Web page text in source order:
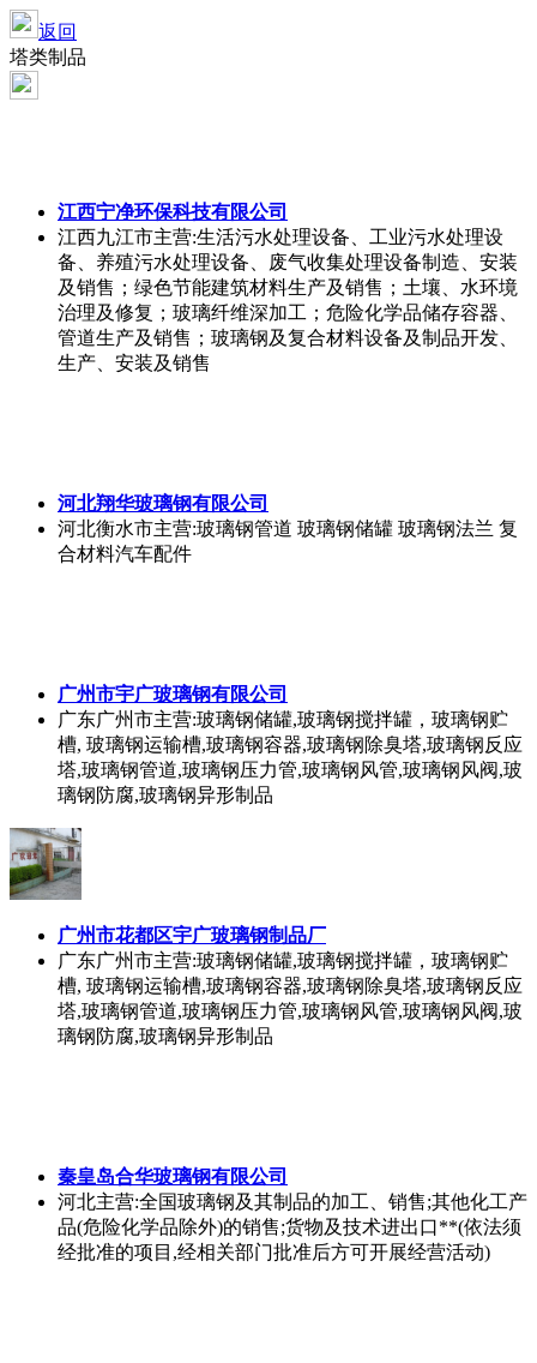
返回
塔类制品
江西宁净环保科技有限公司
江西九江市主营:生活污水处理设备、工业污水处理设
备、养殖污水处理设备、废气收集处理设备制造、安装
及销售；绿色节能建筑材料生产及销售；土壤、水环境
治理及修复；玻璃纤维深加工；危险化学品储存容器、
管道生产及销售；玻璃钢及复合材料设备及制品开发、
生产、安装及销售
河北翔华玻璃钢有限公司
河北衡水市主营:玻璃钢管道 玻璃钢储罐 玻璃钢法兰 复
合材料汽车配件
广州市宇广玻璃钢有限公司
广东广州市主营:玻璃钢储罐,玻璃钢搅拌罐，玻璃钢贮
槽, 玻璃钢运输槽,玻璃钢容器,玻璃钢除臭塔,玻璃钢反应
塔,玻璃钢管道,玻璃钢压力管,玻璃钢风管,玻璃钢风阀,玻
璃钢防腐,玻璃钢异形制品
广州市花都区宇广玻璃钢制品厂
广东广州市主营:玻璃钢储罐,玻璃钢搅拌罐，玻璃钢贮
槽, 玻璃钢运输槽,玻璃钢容器,玻璃钢除臭塔,玻璃钢反应
塔,玻璃钢管道,玻璃钢压力管,玻璃钢风管,玻璃钢风阀,玻
璃钢防腐,玻璃钢异形制品
秦皇岛合华玻璃钢有限公司
河北主营:全国玻璃钢及其制品的加工、销售;其他化工产
品(危险化学品除外)的销售;货物及技术进出口**(依法须
经批准的项目,经相关部门批准后方可开展经营活动)